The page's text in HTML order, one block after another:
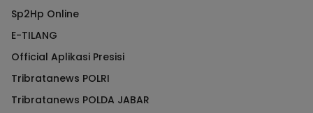
Sp2Hp Online
E-TILANG
Official Aplikasi Presisi
Tribratanews POLRI
Tribratanews POLDA JABAR